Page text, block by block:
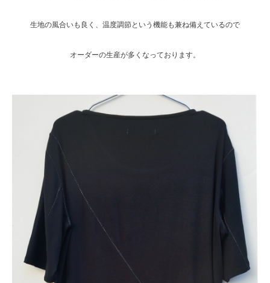
生地の風合いも良く、温度調節という機能も兼ね備えているので
オーダーの生産が多くなっております。